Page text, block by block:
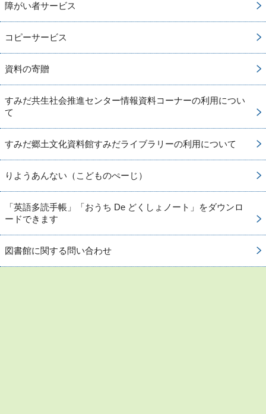
障がい者サービス
コピーサービス
資料の寄贈
すみだ共生社会推進センター情報資料コーナーの利用につい
て
すみだ郷土文化資料館すみだライブラリーの利用について
りようあんない（こどものぺーじ）
「英語多読手帳」「おうち De どくしょノート」をダウンロ
ードできます
図書館に関する問い合わせ